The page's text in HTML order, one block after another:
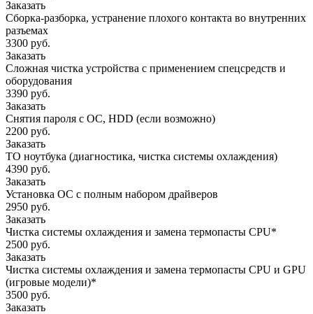
Заказать
Сборка-разборка, устранение плохого контакта во внутренних
разъемах
3300 руб.
Заказать
Сложная чистка устройства с применением спецсредств и
оборудования
3390 руб.
Заказать
Снятия пароля с OC, HDD (если возможно)
2200 руб.
Заказать
ТО ноутбука (диагностика, чистка системы охлаждения)
4390 руб.
Заказать
Установка ОС с полным набором драйверов
2950 руб.
Заказать
Чистка системы охлаждения и замена термопасты CPU*
2500 руб.
Заказать
Чистка системы охлаждения и замена термопасты CPU и GPU
(игровые модели)*
3500 руб.
Заказать